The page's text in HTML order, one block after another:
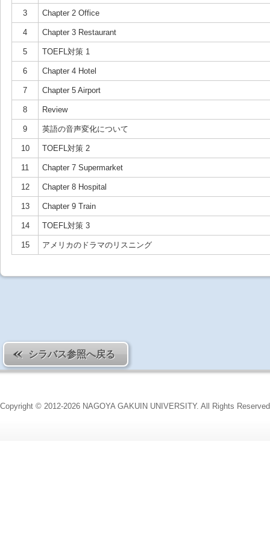
3 Chapter 2 Office
4 Chapter 3 Restaurant
5 TOEFL対策 1
6 Chapter 4 Hotel
7 Chapter 5 Airport
8 Review
9 英語の音声変化について
10 TOEFL対策 2
11 Chapter 7 Supermarket
12 Chapter 8 Hospital
13 Chapter 9 Train
14 TOEFL対策 3
15 アメリカのドラマのリスニング
シラバス参照へ戻る
Copyright © 2012-2026 NAGOYA GAKUIN UNIVERSITY. All Rights